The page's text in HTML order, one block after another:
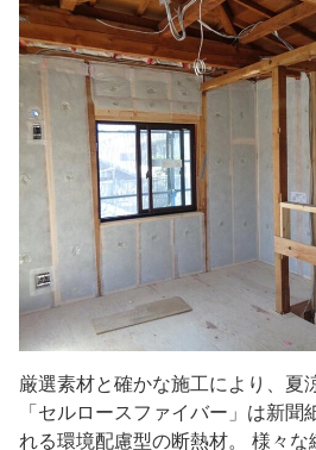
厳選素材と確かな施工により、夏
「セルロースファイバー」は新聞
れる環境配慮型の断熱材。 様々